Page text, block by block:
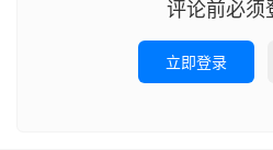
评论前必须
立即登录